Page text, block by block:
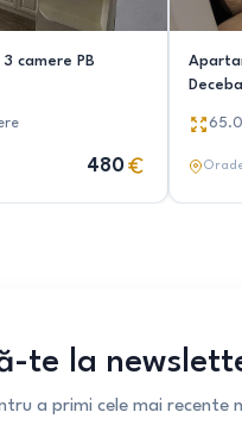
camere PB
480
Decebal
te la
a primi cele mai recente